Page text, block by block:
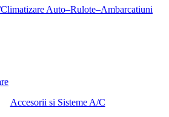
Auto–Rulote–Ambarcatiuni
Accesorii si Sisteme A/C